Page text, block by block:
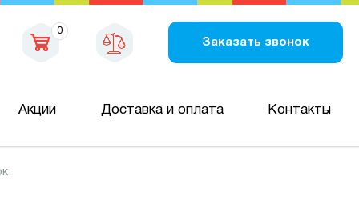
0
Заказать звонок
Акции Доставка и оплата Контакты